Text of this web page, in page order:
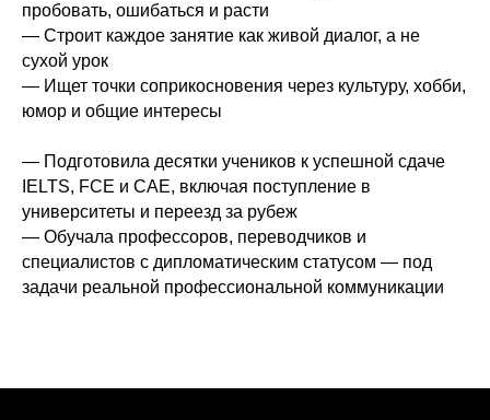
пробовать, ошибаться и расти
— Строит каждое занятие как живой диалог, а не
сухой урок
— Ищет точки соприкосновения через культуру, хобби,
юмор и общие интересы
— Подготовила десятки учеников к успешной сдаче
IELTS, FCE и CAE, включая поступление в
университеты и переезд за рубеж
— Обучала профессоров, переводчиков и
специалистов с дипломатическим статусом — под
задачи реальной профессиональной коммуникации